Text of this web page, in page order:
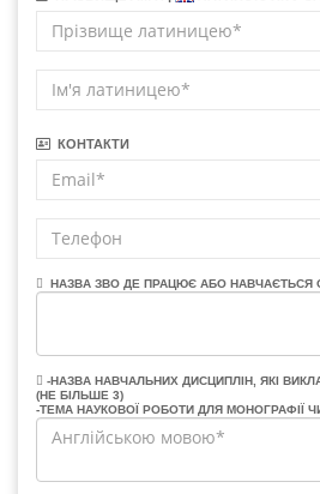
КОНТАКТИ
НАЗВА ЗВО ДЕ ПРАЦЮЄ АБО НАВЧАЄТЬСЯ
-НАЗВА НАВЧАЛЬНИХ ДИСЦИПЛІН, ЯКІ
(НЕ БІЛЬШЕ 3)
-ТЕМА НАУКОВОЇ РОБОТИ ДЛЯ МОНОГРАФІЇ